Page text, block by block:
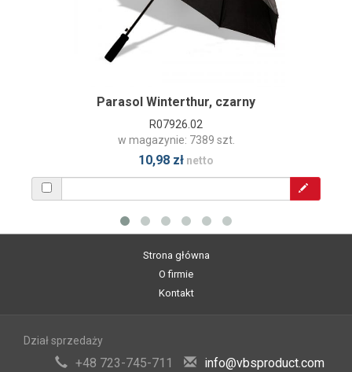
Parasol Winterthur, czarny
R07926.02
w magazynie: 7389 szt.
10,98 zł netto
Strona główna
O firmie
Kontakt
Dział sprzedaży
+48 723-745-711 info@vbsproduct.com